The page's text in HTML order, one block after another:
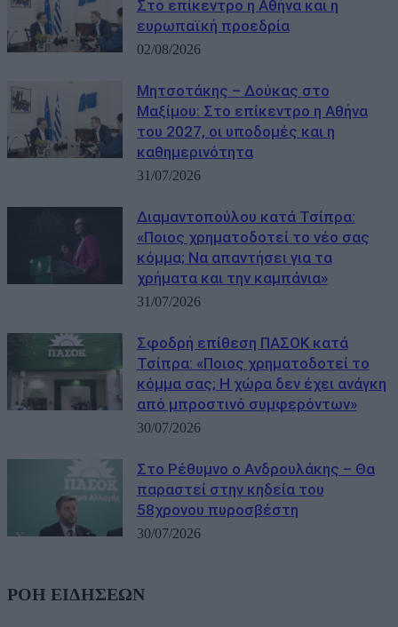
Στο επίκεντρο η Αθήνα και η
ευρωπαϊκή προεδρία
02/08/2026
Μητσοτάκης – Δούκας στο
Μαξίμου: Στο επίκεντρο η Αθήνα
του 2027, οι υποδομές και η
καθημερινότητα
31/07/2026
Διαμαντοπούλου κατά Τσίπρα:
«Ποιος χρηματοδοτεί το νέο σας
κόμμα; Να απαντήσει για τα
χρήματα και την καμπάνια»
31/07/2026
Σφοδρή επίθεση ΠΑΣΟΚ κατά
Τσίπρα: «Ποιος χρηματοδοτεί το
κόμμα σας; Η χώρα δεν έχει ανάγκη
από μπροστινό συμφερόντων»
30/07/2026
Στο Ρέθυμνο ο Ανδρουλάκης – Θα
παραστεί στην κηδεία του
58χρονου πυροσβέστη
30/07/2026
ΡΟΗ ΕΙΔΗΣΕΩΝ